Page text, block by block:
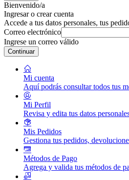
Bienvenido/a
Ingresar o crear cuenta
Accede a tus datos personales, tus
Correo electrónico
Ingrese un correo válido
Continuar
Mi cuenta
Aquí podrás consultar todos tus
Mi Perfil
Revisa y edita tus datos
Mis Pedidos
Gestiona tus pedidos,
Métodos de Pago
Agrega y valida tus métodos de